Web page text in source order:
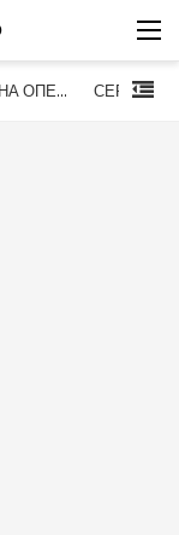
ЛИЦЕНЗИИ НА ОПЕРАЦИИ